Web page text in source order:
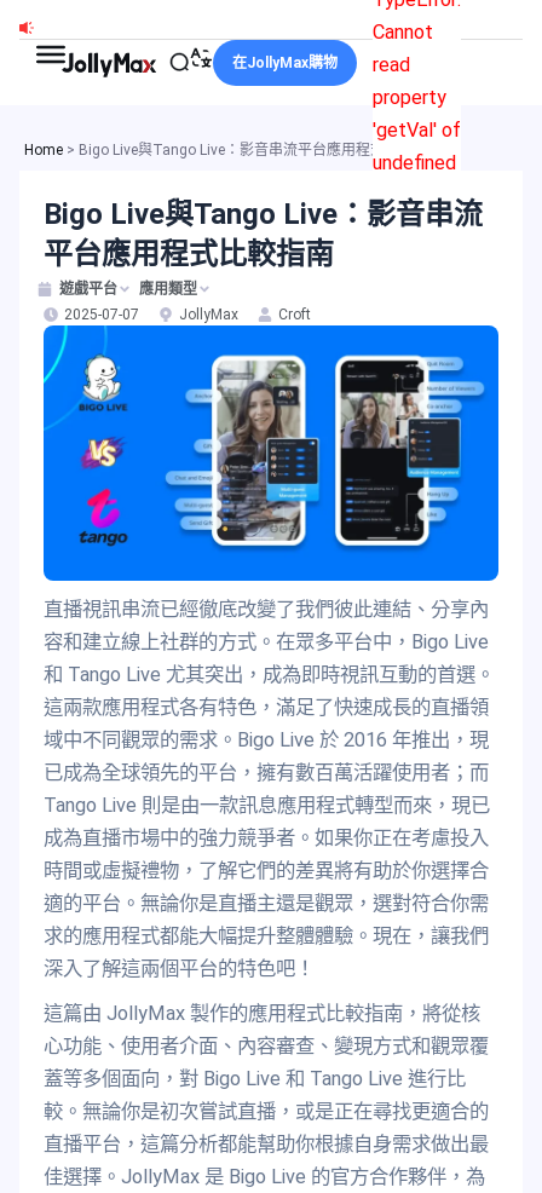
Cannot
read
property
'getVal' of
undefined
在JollyMax購物
Home > Bigo Live與Tango Live：影音串流平台應用程式比較指南
Bigo Live與Tango Live：影音串流
平台應用程式比較指南
遊戲平台
應用類型
2025-07-07
JollyMax Croft
直播視訊串流已經徹底改變了我們彼此連結、分享內
容和建立線上社群的方式。在眾多平台中，Bigo Live
和 Tango Live 尤其突出，成為即時視訊互動的首選。
這兩款應用程式各有特色，滿足了快速成長的直播領
域中不同觀眾的需求。Bigo Live 於 2016 年推出，現
已成為全球領先的平台，擁有數百萬活躍使用者；而
Tango Live 則是由一款訊息應用程式轉型而來，現已
成為直播市場中的強力競爭者。如果你正在考慮投入
時間或虛擬禮物，了解它們的差異將有助於你選擇合
適的平台。無論你是直播主還是觀眾，選對符合你需
求的應用程式都能大幅提升整體體驗。現在，讓我們
深入了解這兩個平台的特色吧！
這篇由 JollyMax 製作的應用程式比較指南，將從核
心功能、使用者介面、內容審查、變現方式和觀眾覆
蓋等多個面向，對 Bigo Live 和 Tango Live 進行比
較。無論你是初次嘗試直播，或是正在尋找更適合的
直播平台，這篇分析都能幫助你根據自身需求做出最
佳選擇。JollyMax 是 Bigo Live 的官方合作夥伴，為